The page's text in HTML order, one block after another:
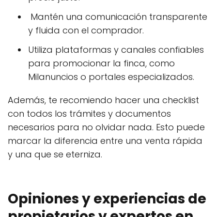
️ Mantén una comunicación transparente
y fluida con el comprador.
Utiliza plataformas y canales confiables
para promocionar la finca, como
Milanuncios o portales especializados.
Además, te recomiendo hacer una checklist
con todos los trámites y documentos
necesarios para no olvidar nada. Esto puede
marcar la diferencia entre una venta rápida
y una que se eterniza.
Opiniones y experiencias de